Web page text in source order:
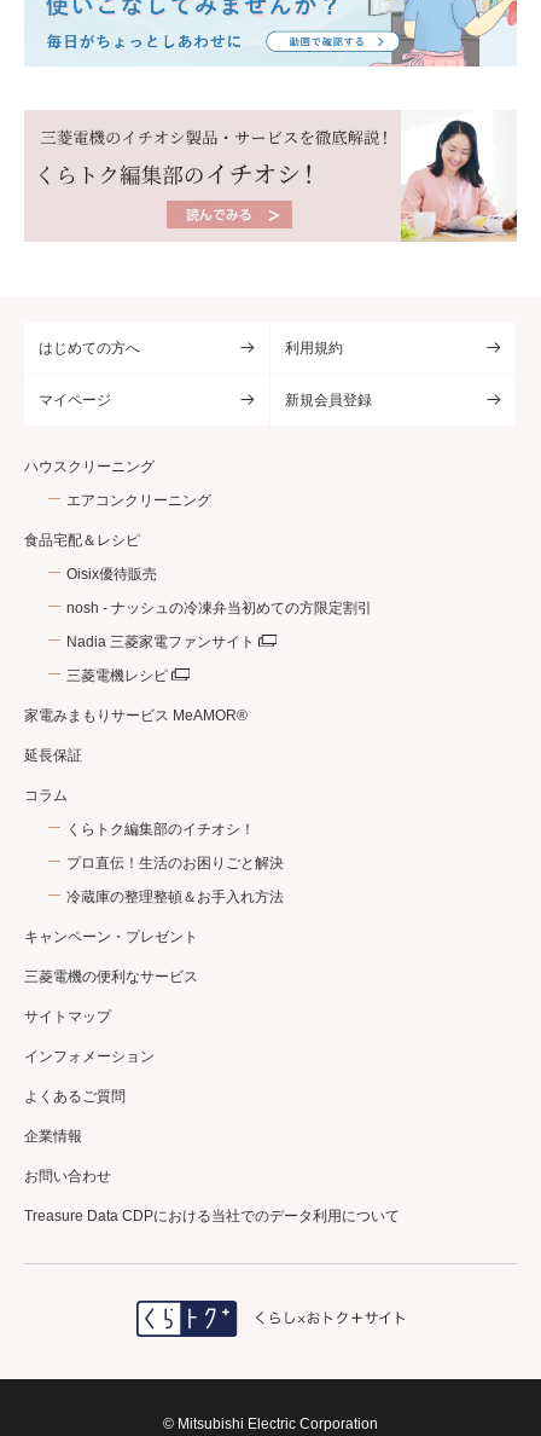
＼三菱電機公式／
エアコンクリーニング
10%OFF✨
詳しくはコチラ
はじめての方へ 利用規約
マイページ 新規会員登録
ハウスクリーニング
エアコンクリーニング
食品宅配＆レシピ
Oisix優待販売
nosh - ナッシュの冷凍弁当初めての方限定割引
Nadia 三菱家電ファンサイト
三菱電機レシピ
家電みまもりサービス MeAMOR®
延長保証
コラム
くらトク編集部のイチオシ！
プロ直伝！生活のお困りごと解決
冷蔵庫の整理整頓＆お手入れ方法
キャンペーン・プレゼント
三菱電機の便利なサービス
サイトマップ
インフォメーション
よくあるご質問
企業情報
お問い合わせ
Treasure Data CDPにおける当社でのデータ利用について
© Mitsubishi Electric Corporation